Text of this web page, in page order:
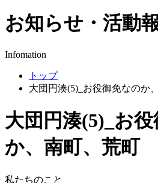
お知らせ・活動
Infomation
トップ
大団円湊(5)_お役御免なのか
大団円湊(5)_お
か、南町、荒町
私たちのこと